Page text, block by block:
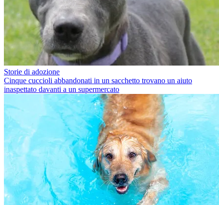
Storie di adozione
Cinque cuccioli abbandonati in un sacchetto trovano un aiuto
inaspettato davanti a un supermercato